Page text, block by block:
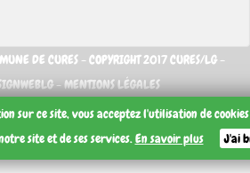
DE CURES - COPYRIGHT 2017 CURES/LG -
-MENTIONS LÉGALES
sur ce site, vous acceptez l'utilisation de
site et de ses services.En savoir plus J'ai